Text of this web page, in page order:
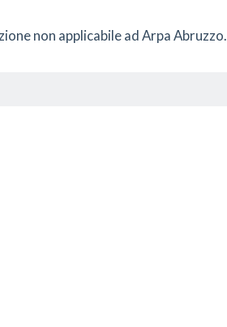
non applicabile ad Arpa Abruzzo.